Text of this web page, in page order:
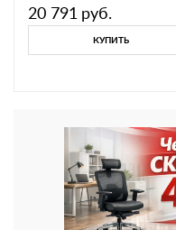
20 791 руб.
КУПИТЬ